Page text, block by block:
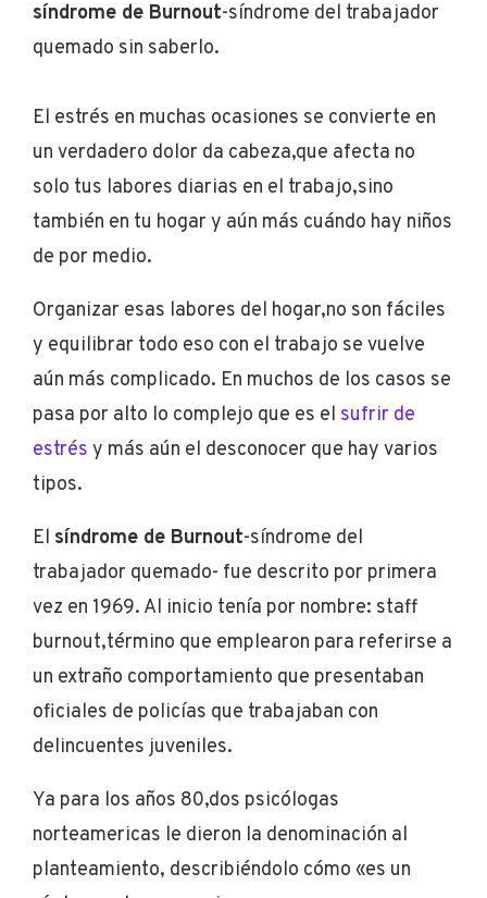
síndrome de Burnout-síndrome del trabajador
quemado sin saberlo.
El estrés en muchas ocasiones se convierte en
un verdadero dolor da cabeza,que afecta no
solo tus labores diarias en el trabajo,sino
también en tu hogar y aún más cuándo hay niños
de por medio.
Organizar esas labores del hogar,no son fáciles
y equilibrar todo eso con el trabajo se vuelve
aún más complicado. En muchos de los casos se
pasa por alto lo complejo que es el sufrir de
estrés y más aún el desconocer que hay varios
tipos.
El síndrome de Burnout-síndrome del
trabajador quemado- fue descrito por primera
vez en 1969. Al inicio tenía por nombre: staff
burnout,término que emplearon para referirse a
un extraño comportamiento que presentaban
oficiales de policías que trabajaban con
delincuentes juveniles.
Ya para los años 80,dos psicólogas
norteamericas le dieron la denominación al
planteamiento, describiéndolo cómo «es un